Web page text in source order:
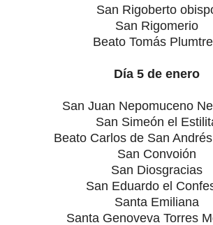
San Rigoberto
San Rigomerio
Beato Tomás
Día 5 de enero
San Juan Nepomuceno
San Simeón el
Beato Carlos de San
San Convoión
San Diosgracias
San Eduardo el
Santa Emiliana
Santa Genoveva Torres